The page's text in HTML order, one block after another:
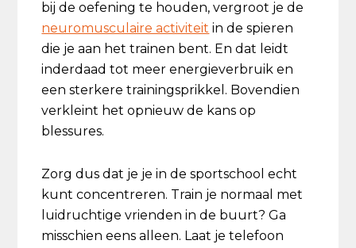
bij de oefening te houden, vergroot je de
neuromusculaire activiteit in de spieren
die je aan het trainen bent. En dat leidt
inderdaad tot meer energieverbruik en
een sterkere trainingsprikkel. Bovendien
verkleint het opnieuw de kans op
blessures.
Zorg dus dat je je in de sportschool echt
kunt concentreren. Train je normaal met
luidruchtige vrienden in de buurt? Ga
misschien eens alleen. Laat je telefoon